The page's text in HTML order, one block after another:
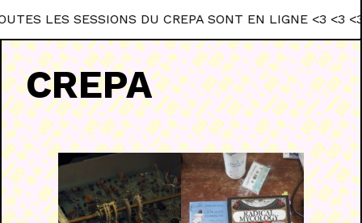
SESSIONS DU CREPA SONT EN LIGNE <3 <3 <3
CREPA